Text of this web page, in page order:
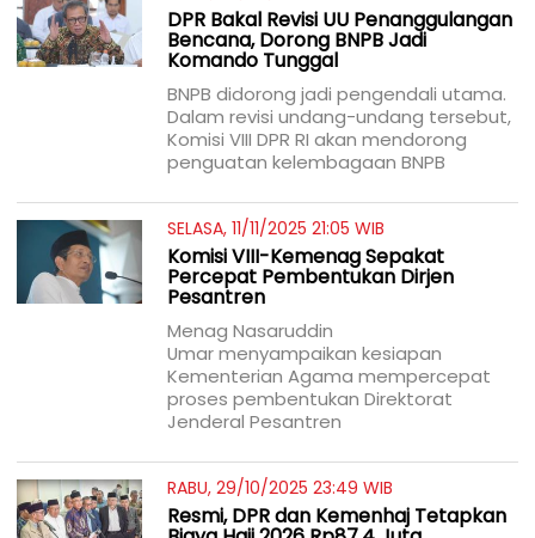
DPR Bakal Revisi UU Penanggulangan
Bencana, Dorong BNPB Jadi
Komando Tunggal
BNPB didorong jadi pengendali utama.
Dalam revisi undang-undang tersebut,
Komisi VIII DPR RI akan mendorong
penguatan kelembagaan BNPB
SELASA, 11/11/2025 21:05 WIB
Komisi VIII-Kemenag Sepakat
Percepat Pembentukan Dirjen
Pesantren
Menag Nasaruddin
Umar menyampaikan kesiapan
Kementerian Agama mempercepat
proses pembentukan Direktorat
Jenderal Pesantren
RABU, 29/10/2025 23:49 WIB
Resmi, DPR dan Kemenhaj Tetapkan